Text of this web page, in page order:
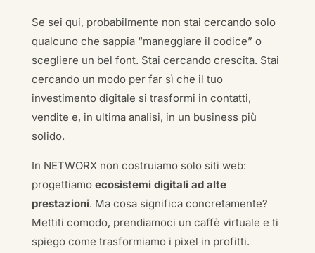
Se sei qui, probabilmente non stai cercando solo
qualcuno che sappia “maneggiare il codice” o
scegliere un bel font. Stai cercando crescita. Stai
cercando un modo per far sì che il tuo
investimento digitale si trasformi in contatti,
vendite e, in ultima analisi, in un business più
solido.
In NETWORX non costruiamo solo siti web:
progettiamo ecosistemi digitali ad alte
prestazioni. Ma cosa significa concretamente?
Mettiti comodo, prendiamoci un caffè virtuale e ti
spiego come trasformiamo i pixel in profitti.